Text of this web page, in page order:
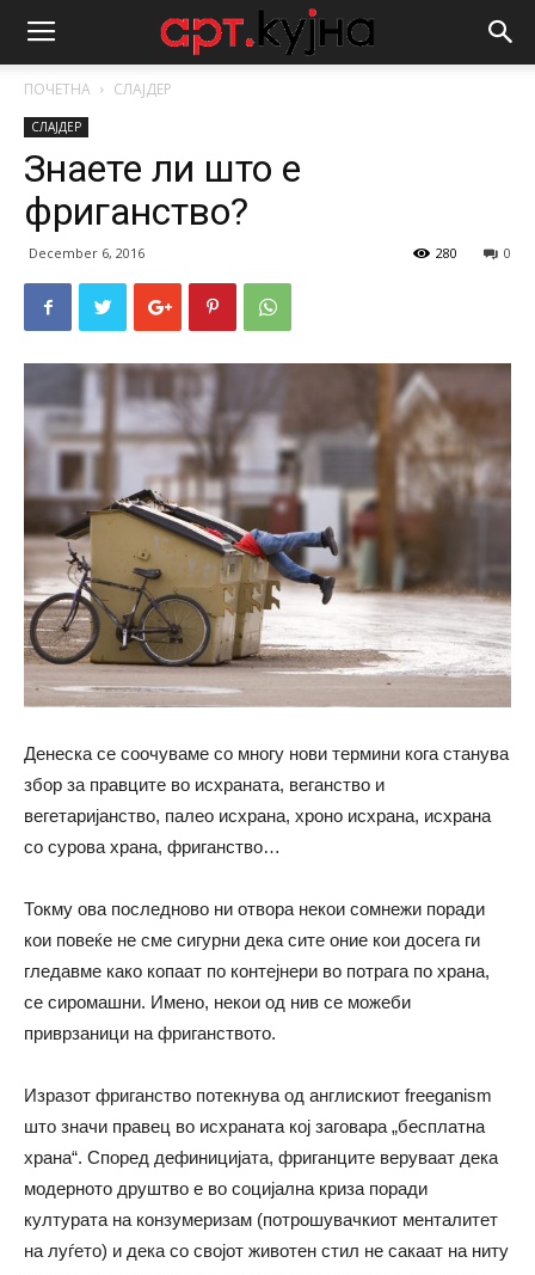
ПОЧЕТНА СЛАЈДЕР
СЛАЈДЕР
Знаете ли што е
фриганство?
December 6, 2016 0
280
Денеска се соочуваме со многу нови термини кога станува
збор за правците во исхраната, веганство и
вегетаријанство, палео исхрана, хроно исхрана, исхрана
со сурова храна, фриганство…
Токму ова последново ни отворa некои сомнежи поради
кои повеќе не сме сигурни дека сите оние кои досега ги
гледавме како копаат по контејнери во потрага по храна,
се сиромашни. Имено, некои од нив се можеби
приврзаници на фриганството.
Изразот фриганство потекнува од англискиот freeganism
што значи правец во исхраната кој заговара „бесплатна
храна“. Според дефиницијата, фриганците веруваат дека
модерното друштво е во социјална криза поради
културата на конзумеризам (потрошувачкиот менталитет
на луѓето) и дека со својот животен стил не сакаат на ниту